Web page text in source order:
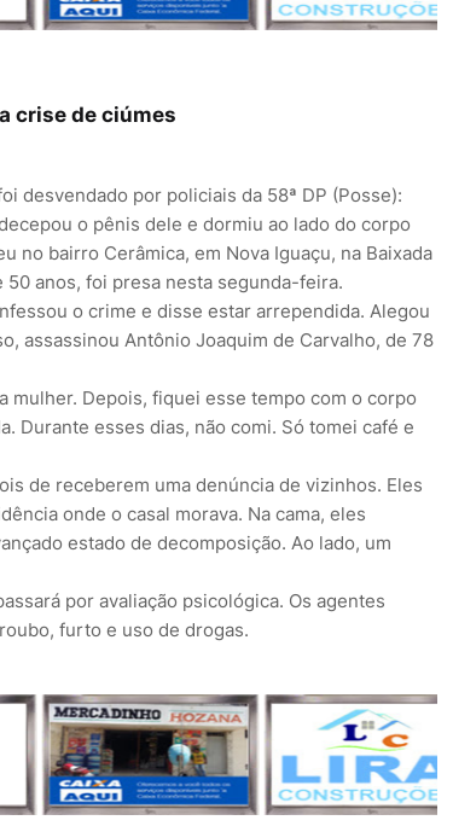
crise de ciúmes
desvendado por policiais da 58ª DP (Posse):
o pênis dele e dormiu ao lado do corpo
no bairro Cerâmica, em Nova Iguaçu, na Baixada
anos, foi presa nesta segunda-feira.
o crime e disse estar arrependida. Alegou
assassinou Antônio Joaquim de Carvalho, de 78
mulher. Depois, fiquei esse tempo com o corpo
Durante esses dias, não comi. Só tomei café e
de receberem uma denúncia de vizinhos. Eles
onde o casal morava. Na cama, eles
estado de decomposição. Ao lado, um
por avaliação psicológica. Os agentes
furto e uso de drogas.